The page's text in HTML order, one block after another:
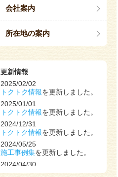
会社案内
所在地の案内
更新情報
2025/02/02
トクトク情報を更新しました。
2025/01/01
トクトク情報を更新しました。
2024/12/31
トクトク情報を更新しました。
2024/05/25
施工事例集を更新しました。
2024/04/30
トクトク情報を更新しました。